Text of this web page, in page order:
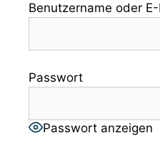
Benutzername oder
Passwort
Passwort anzeigen